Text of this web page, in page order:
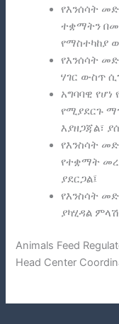
የእንሰሳት
ተቋማትን
የማስተካከያ
የእንሰሳት
ሃገር ውስጥ
አግባባዊ
የሚያደርጉ
እያዘጋጃል፣
የእንስሳት
የተቋማት
ያደርጋል፤
የእንስሳት
ያካሂዳል
Animals Feed
Head Center